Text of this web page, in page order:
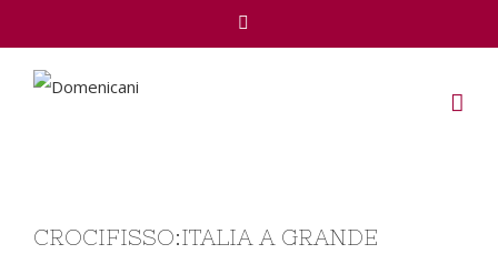
CROCIFISSO:ITALIA A GRANDE